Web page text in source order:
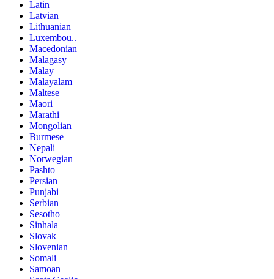
Latin
Latvian
Lithuanian
Luxembou..
Macedonian
Malagasy
Malay
Malayalam
Maltese
Maori
Marathi
Mongolian
Burmese
Nepali
Norwegian
Pashto
Persian
Punjabi
Serbian
Sesotho
Sinhala
Slovak
Slovenian
Somali
Samoan